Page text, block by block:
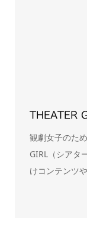
THEATER
観劇女子のた
GIRL（シアタ
けコンテンツ